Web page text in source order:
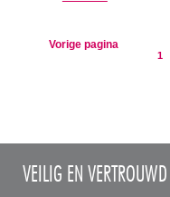
Vorige pagina
1
VEILIG EN VERTROUWD